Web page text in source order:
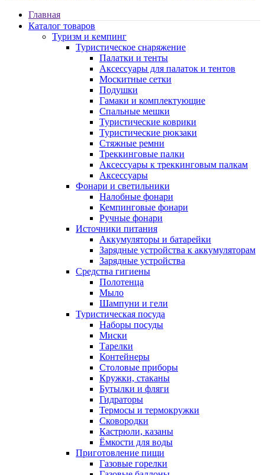
Главная
Каталог товаров
Туризм и кемпинг
Туристическое снаряжение
Палатки и тенты
Аксессуары для палаток и тентов
Москитные сетки
Подушки
Гамаки и комплектующие
Спальные мешки
Туристические коврики
Туристические рюкзаки
Стяжные ремни
Треккинговые палки
Аксессуары к треккинговым палкам
Аксессуары
Фонари и светильники
Налобные фонари
Кемпинговые фонари
Ручные фонари
Источники питания
Аккумуляторы и батарейки
Зарядные устройства к аккумуляторам
Зарядные устройства
Средства гигиены
Полотенца
Мыло
Шампуни и гели
Туристическая посуда
Наборы посуды
Миски
Тарелки
Контейнеры
Столовые приборы
Кружки, стаканы
Бутылки и фляги
Гидраторы
Термосы и термокружки
Сковородки
Кастрюли, казаны
Ёмкости для воды
Приготовление пищи
Газовые горелки